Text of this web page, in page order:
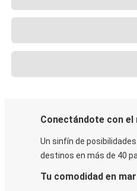
Conectándote con el
Un sinfín de
destinos en más de 40
Tu comodidad en